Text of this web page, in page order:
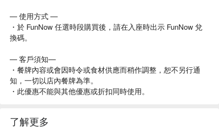
— 使用方式 —
・於 FunNow 任選時段購買後，請在入座時出示 FunNow 兌
換碼。
— 客戶須知—
・餐牌內容或會因時令或食材供應而稍作調整，恕不另行通
知，一切以店內餐牌為準。
・此優惠不能與其他優惠或折扣同時使用。
了解更多